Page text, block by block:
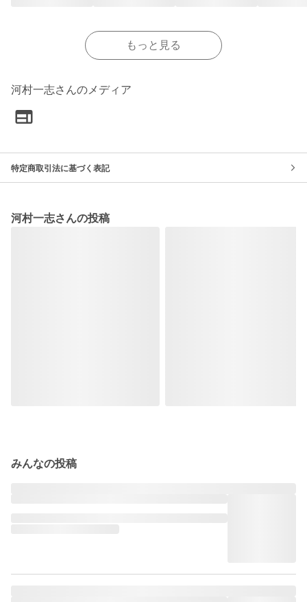
もっと見る
河村一志さんのメディア
特定商取引法に基づく表記
河村一志さんの投稿
みんなの投稿